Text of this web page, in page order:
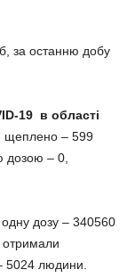
за останню добу
19 в області
– 599
дозою – 0,
одну дозу – 340560
5024 людини.